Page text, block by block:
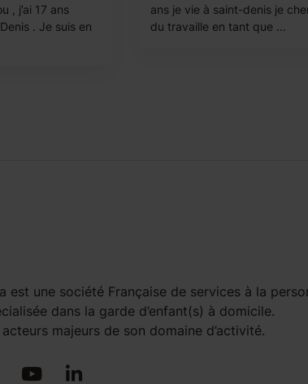
, j’ai 17 ans
. Je suis en
ans je vie à saint-denis je
du travaille en tant que ...
est une société Française de services à la
dans la garde d’enfant(s) à domicile.
majeurs de son domaine d’activité.